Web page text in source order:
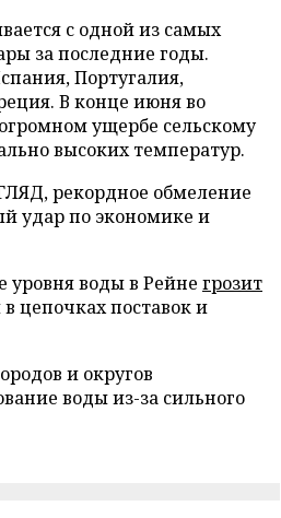
с одной из самых
за последние годы.
Португалия,
В конце июня во
ущербе сельскому
высоких температур.
рекордное обмеление
удар по экономике и
уровня воды в Рейне грозит
цепочках поставок и
и округов
воды из-за сильного